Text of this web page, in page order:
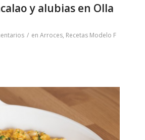
y alubias en Olla
/ en Arroces, Recetas Modelo F